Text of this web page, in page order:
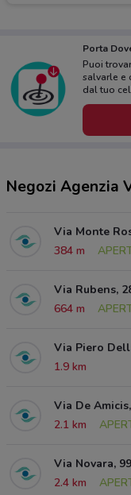
Porta
Puoi
salvarle e
dal tuo
Negozi Agenzia
Via Monte
384 m
Via Rubens,
664 m
Via Piero
1.9 km
Via De
2.1 km
Via Novara,
2.4 km